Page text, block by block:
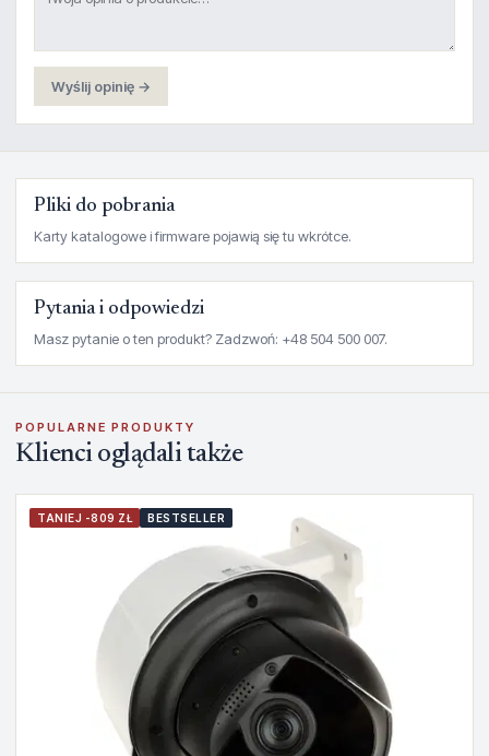
Wyślij opinię →
Pliki do pobrania
Karty katalogowe i firmware pojawią się tu wkrótce.
Pytania i odpowiedzi
Masz pytanie o ten produkt? Zadzwoń: +48 504 500 007.
POPULARNE PRODUKTY
Klienci oglądali także
TANIEJ -809 ZŁ BESTSELLER